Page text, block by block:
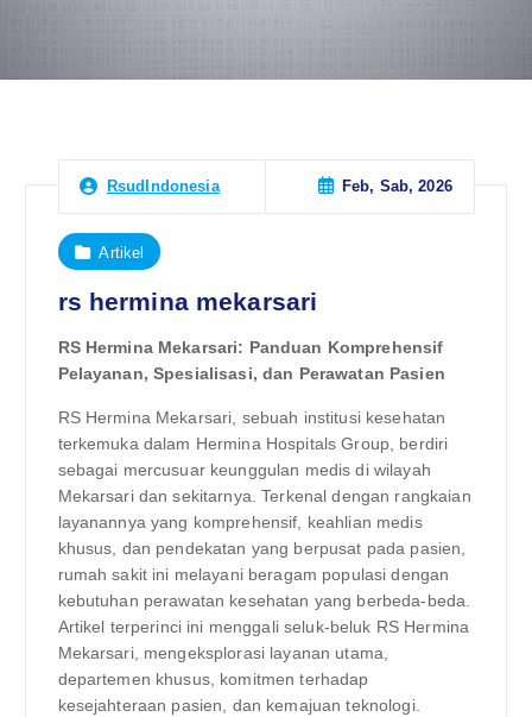
RsudIndonesia Feb, Sab, 2026
Artikel
rs hermina mekarsari
RS Hermina Mekarsari: Panduan Komprehensif
Pelayanan, Spesialisasi, dan Perawatan Pasien
RS Hermina Mekarsari, sebuah institusi kesehatan
terkemuka dalam Hermina Hospitals Group, berdiri
sebagai mercusuar keunggulan medis di wilayah
Mekarsari dan sekitarnya. Terkenal dengan rangkaian
layanannya yang komprehensif, keahlian medis
khusus, dan pendekatan yang berpusat pada pasien,
rumah sakit ini melayani beragam populasi dengan
kebutuhan perawatan kesehatan yang berbeda-beda.
Artikel terperinci ini menggali seluk-beluk RS Hermina
Mekarsari, mengeksplorasi layanan utama,
departemen khusus, komitmen terhadap
kesejahteraan pasien, dan kemajuan teknologi.